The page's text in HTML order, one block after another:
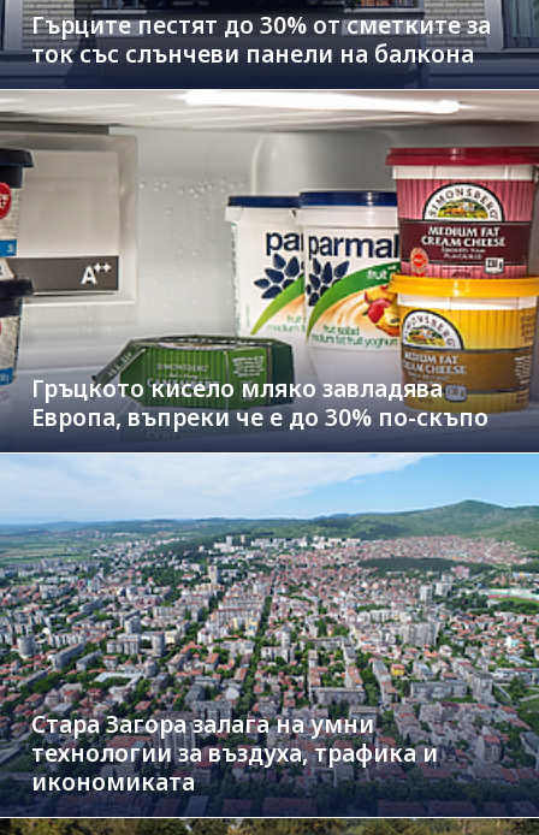
Гърците пестят до 30% от сметките за
ток със слънчеви панели на балкона
Гръцкото кисело мляко завладява
Европа, въпреки че е до 30% по-скъпо
Стара Загора залага на умни
технологии за въздуха, трафика и
икономиката